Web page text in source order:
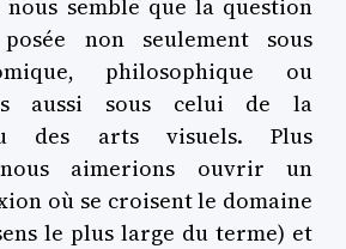
semble que la question
non seulement sous
philosophique ou
aussi sous celui de la
des arts visuels. Plus
nous aimerions ouvrir un
où se croisent le domaine
le plus large du terme) et